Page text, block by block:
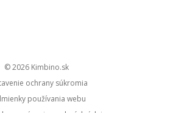
© 2026
kimbino.sk
ochrany súkromia
používania webu